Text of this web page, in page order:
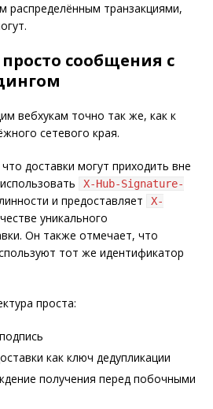
распределённым транзакциями,
сообщения с
вебхукам точно так же, как к
сетевого края.
доставки могут приходить вне
X-Hub-Signature-
и предоставляет
X-
уникального
Он также отмечает, что
тот же идентификатор
проста:
как ключ дедупликации
получения перед побочными